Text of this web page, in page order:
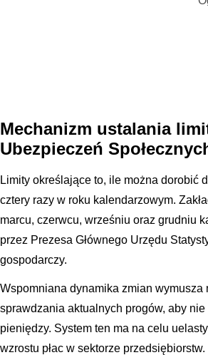
Mechanizm ustalania
Ubezpieczeń
Limity określające to, ile można dorobić
cztery razy w roku kalendarzowym.
marcu, czerwcu, wrześniu oraz grudniu
przez Prezesa Głównego Urzędu
gospodarczy.
Wspomniana dynamika zmian
sprawdzania aktualnych progów, aby
pieniędzy. System ten ma na celu
wzrostu płac w sektorze